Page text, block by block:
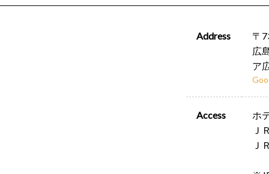
Address
〒
広
ア
Access
ホ
Ｊ
Ｊ